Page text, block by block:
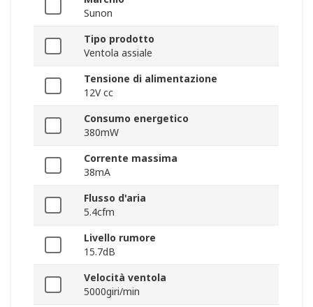
Sunon
Tipo prodotto
Ventola assiale
Tensione di alimentazione
12V cc
Consumo energetico
380mW
Corrente massima
38mA
Flusso d'aria
5.4cfm
Livello rumore
15.7dB
Velocità ventola
5000giri/min